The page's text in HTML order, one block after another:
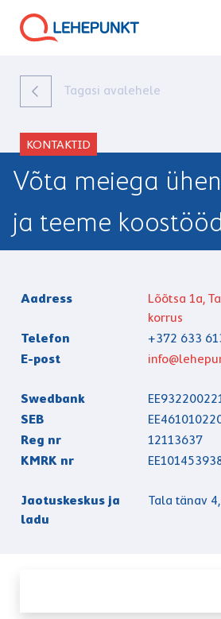
Tagasi avalehele
KONTAKTID
Võta meiega
ja teeme
Aadress
Lõõtsa 1a,
korrus
Telefon
+372 633
E-post
Swedbank
SEB
Reg nr
12113637
KMRK nr
Jaotuskeskus ja
ladu
Tala tänav